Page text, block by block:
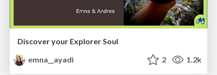
Discover your Explorer Soul
emna__ayadi
2 1.2k